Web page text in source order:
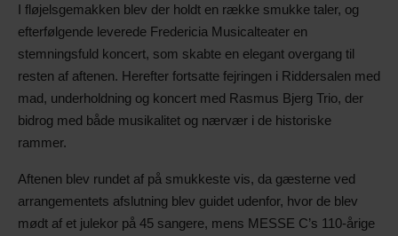
I fløjelsgemakken blev der holdt en række smukke taler, og
efterfølgende leverede Fredericia Musicalteater en
stemningsfuld koncert, som skabte en elegant overgang til
resten af aftenen. Herefter fortsatte fejringen i Riddersalen med
mad, underholdning og koncert med Rasmus Bjerg Trio, der
bidrog med både musikalitet og nærvær i de historiske
rammer.
Aftenen blev rundet af på smukkeste vis, da gæsterne ved
arrangementets afslutning blev guidet udenfor, hvor de blev
mødt af et julekor på 45 sangere, mens MESSE C’s 110-årige